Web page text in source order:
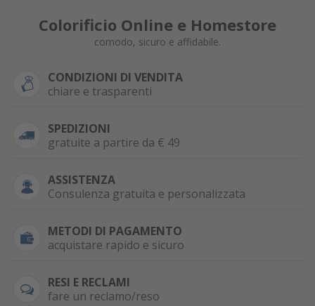
Colorificio Online e Homestore
comodo, sicuro e affidabile.
CONDIZIONI DI VENDITA
chiare e trasparenti
SPEDIZIONI
gratuite a partire da € 49
ASSISTENZA
Consulenza gratuita e personalizzata
METODI DI PAGAMENTO
acquistare rapido e sicuro
RESI E RECLAMI
fare un reclamo/reso